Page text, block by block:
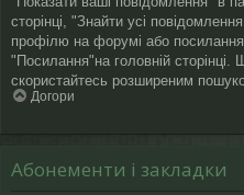
сторінці, "Знайти усі
профілю на форумі або
"Посилання"на головній
скористайтесь розширеним
Догори
Абонементи і закладки